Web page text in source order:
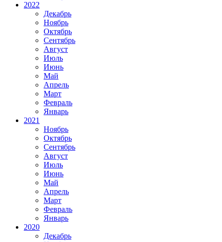
2022
Декабрь
Ноябрь
Октябрь
Сентябрь
Август
Июль
Июнь
Май
Апрель
Март
Февраль
Январь
2021
Ноябрь
Октябрь
Сентябрь
Август
Июль
Июнь
Май
Апрель
Март
Февраль
Январь
2020
Декабрь